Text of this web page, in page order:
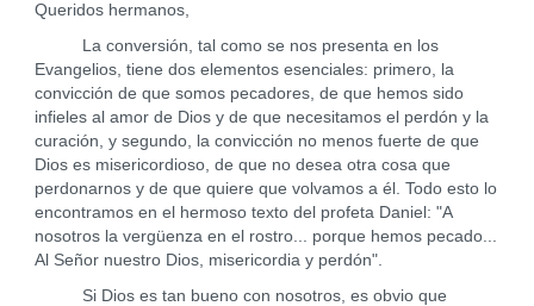
Queridos hermanos,
La conversión, tal como se nos presenta en los
Evangelios, tiene dos elementos esenciales: primero, la
convicción de que somos pecadores, de que hemos sido
infieles al amor de Dios y de que necesitamos el perdón y la
curación, y segundo, la convicción no menos fuerte de que
Dios es misericordioso, de que no desea otra cosa que
perdonarnos y de que quiere que volvamos a él. Todo esto lo
encontramos en el hermoso texto del profeta Daniel: "A
nosotros la vergüenza en el rostro... porque hemos pecado...
Al Señor nuestro Dios, misericordia y perdón".
Si Dios es tan bueno con nosotros, es obvio que